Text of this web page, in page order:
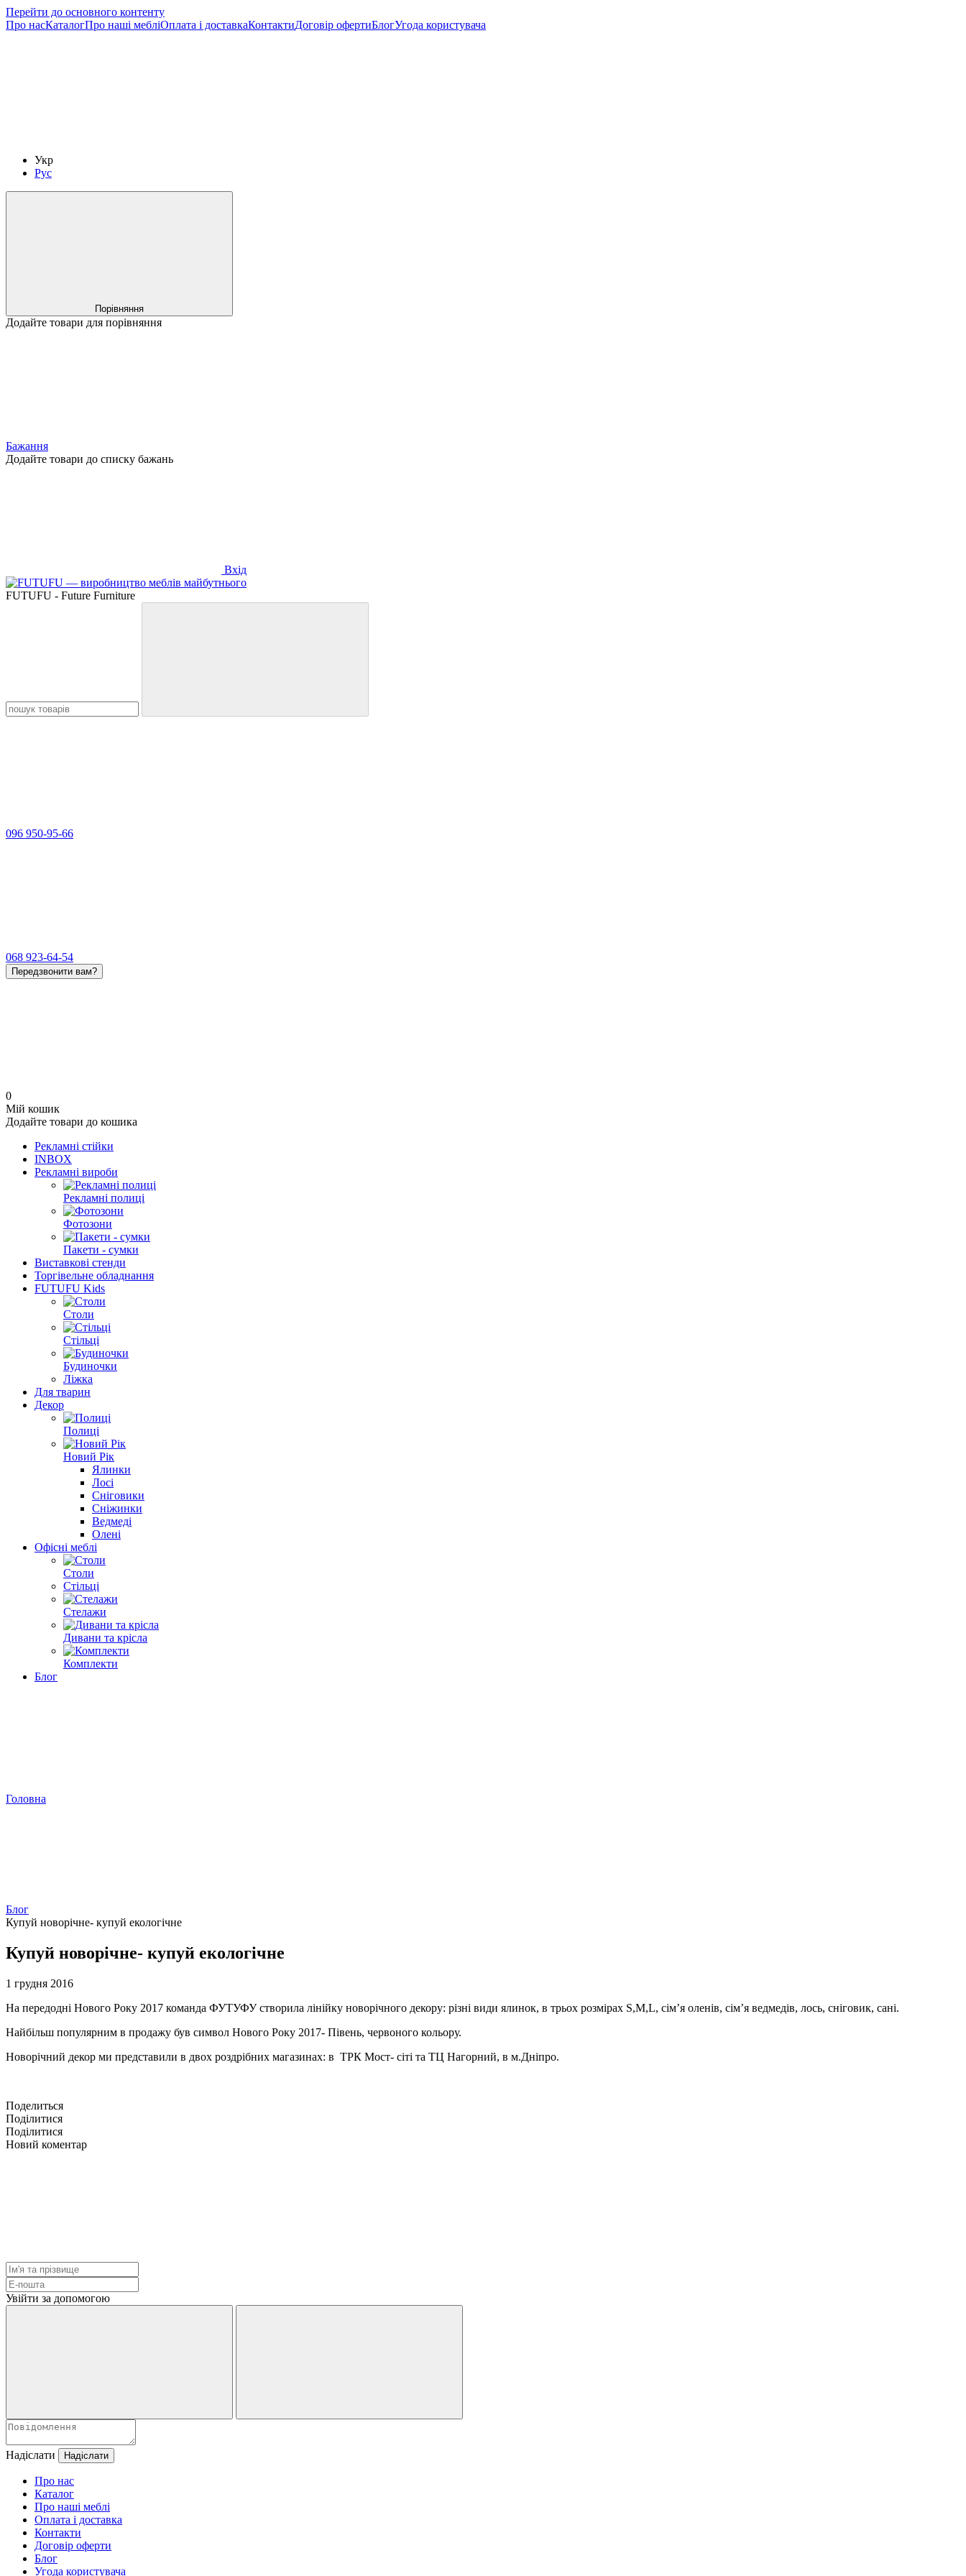
Перейти до основного контенту
Про насКаталогПро наші мебліОплата і доставкаКонтактиДоговір офертиБлогУгода користувача
Укр
Рус
Порівняння
Додайте товари для порівняння
Бажання
Додайте товари до списку бажань
Вхід
FUTUFU - Future Furniture
096 950-95-66
068 923-64-54
Передзвонити вам?
0
Мій кошик
Додайте товари до кошика
Рекламні стійки
INBOX
Рекламні вироби
Рекламні полиці
Фотозони
Пакети - сумки
Виставкові стенди
Торгівельне обладнання
FUTUFU Kids
Столи
Стільці
Будиночки
Ліжка
Для тварин
Декор
Полиці
Новий Рік
Ялинки
Лосі
Сніговики
Сніжинки
Ведмеді
Олені
Офісні меблі
Столи
Стільці
Стелажи
Дивани та крісла
Комплекти
Блог
Головна
Блог
Купуй новорічне- купуй екологічне
Купуй новорічне- купуй екологічне
1 грудня 2016
На передодні Нового Року 2017 команда ФУТУФУ створила лінійку новорічного декору: різні види ялинок, в трьох розмірах S,M,L, сім’я оленів, сім’я ведмедів, лось, сніговик, сані.
Найбільш популярним в продажу був символ Нового Року 2017- Півень, червоного кольору.
Новорічний декор ми представили в двох роздрібних магазинах: в ТРК Мост- сіті та ТЦ Нагорний, в м.Дніпро.
Поделиться
Поділитися
Поділитися
Новий коментар
Увійти за допомогою
Надіслати
Про нас
Каталог
Про наші меблі
Оплата і доставка
Контакти
Договір оферти
Блог
Угода користувача